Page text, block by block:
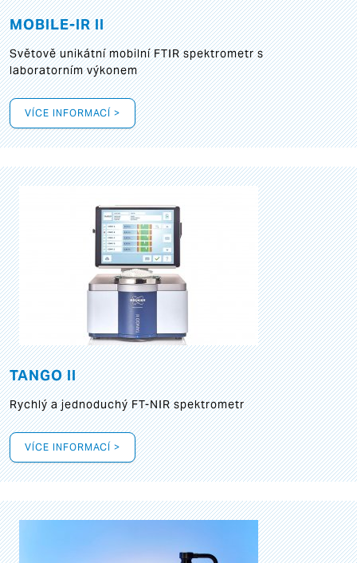
MOBILE-IR II
Světově unikátní mobilní FTIR spektrometr s
laboratorním výkonem
VÍCE INFORMACÍ >
TANGO II
Rychlý a jednoduchý FT-NIR spektrometr
VÍCE INFORMACÍ >